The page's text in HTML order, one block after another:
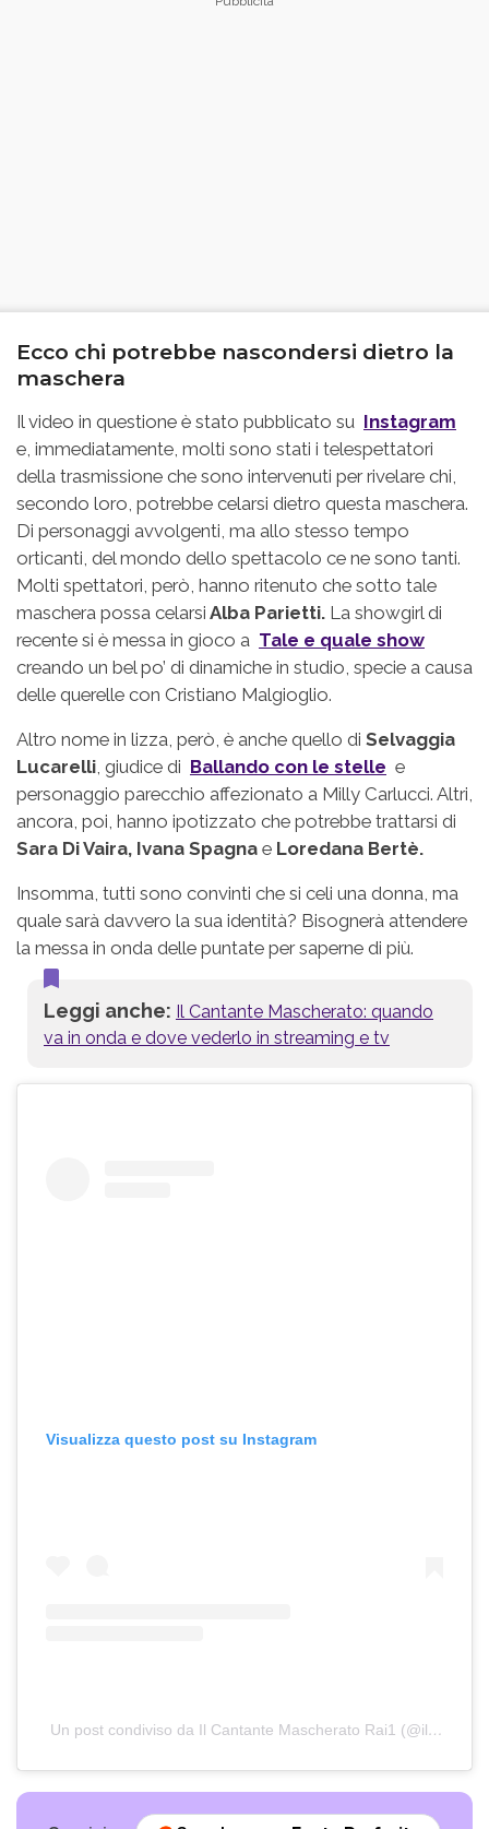
Ecco chi potrebbe nascondersi dietro la
maschera
Il video in questione è stato pubblicato su Instagram
e, immediatamente, molti sono stati i telespettatori
della trasmissione che sono intervenuti per rivelare chi,
secondo loro, potrebbe celarsi dietro questa maschera.
Di personaggi avvolgenti, ma allo stesso tempo
orticanti, del mondo dello spettacolo ce ne sono tanti.
Molti spettatori, però, hanno ritenuto che sotto tale
maschera possa celarsi Alba Parietti. La showgirl di
recente si è messa in gioco a Tale e quale show
creando un bel po’ di dinamiche in studio, specie a causa
delle querelle con Cristiano Malgioglio.
Altro nome in lizza, però, è anche quello di Selvaggia
Lucarelli, giudice di Ballando con le stelle e
personaggio parecchio affezionato a Milly Carlucci. Altri,
ancora, poi, hanno ipotizzato che potrebbe trattarsi di
Sara Di Vaira, Ivana Spagna e Loredana Bertè.
Insomma, tutti sono convinti che si celi una donna, ma
quale sarà davvero la sua identità? Bisognerà attendere
la messa in onda delle puntate per saperne di più.
Leggi anche: Il Cantante Mascherato: quando
va in onda e dove vederlo in streaming e tv
Visualizza questo post su Instagram
Un post condiviso da Il Cantante Mascherato Rai1 (@ilcantantemascheratorai1)